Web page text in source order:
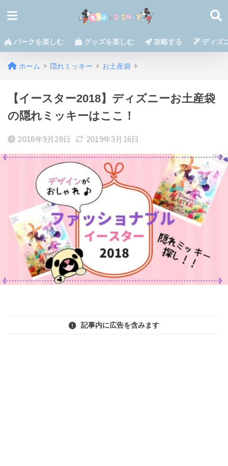
パークを楽しむ グッズを楽しむ 攻略する ディズ
ホーム 隠れミッキー お土産袋
【イースター2018】ディズニーお土産袋
の隠れミッキーはここ！
2018年9月28日 2019年3月16日
記事内に広告を含みます